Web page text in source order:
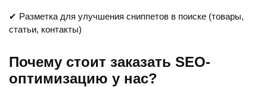
✔ Разметка для улучшения сниппетов в поиске (товары,
статьи, контакты)
Почему стоит заказать SEO-
оптимизацию у нас?